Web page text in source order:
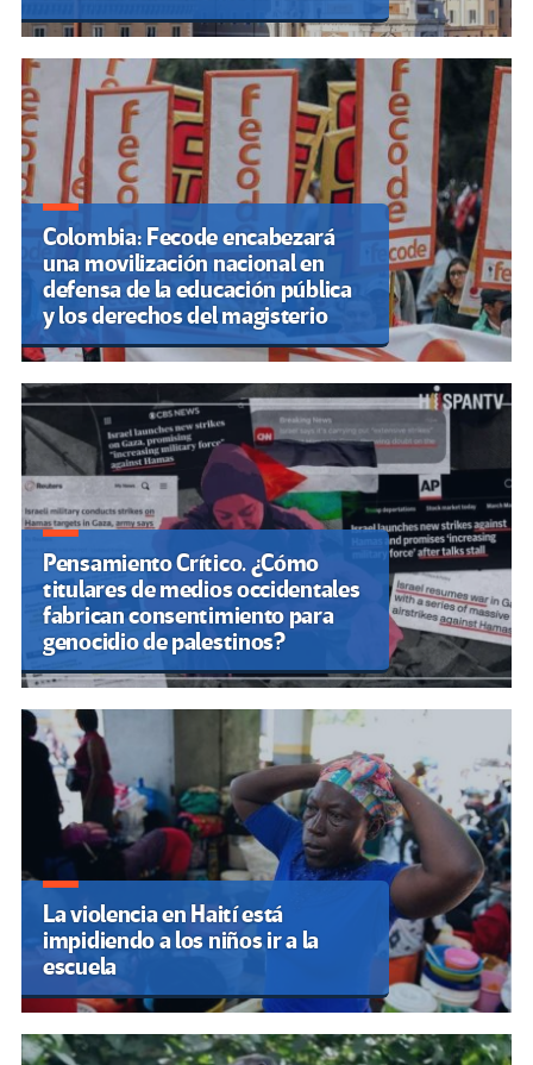
Colombia: Fecode encabezará
una movilización nacional en
defensa de la educación pública
y los derechos del magisterio
Pensamiento Crítico. ¿Cómo
titulares de medios occidentales
fabrican consentimiento para
genocidio de palestinos?
La violencia en Haití está
impidiendo a los niños ir a la
escuela